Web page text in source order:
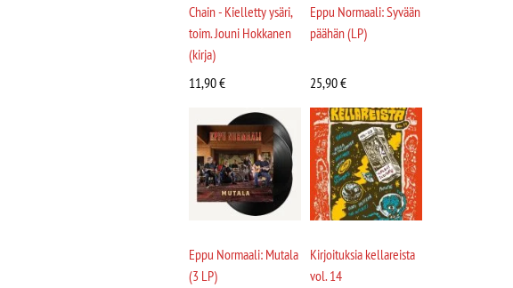
Chain - Kielletty ysäri,
toim. Jouni Hokkanen
(kirja)
11,90€
Eppu Normaali: Syvään
päähän (LP)
25,90€
Eppu Normaali: Mutala
(3 LP)
Kirjoituksia kellareista
vol. 14